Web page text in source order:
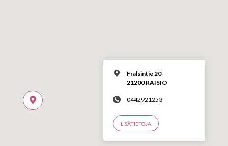
Frälsintie 20
21200 RAISIO
0442921253
LISÄTIETOJA